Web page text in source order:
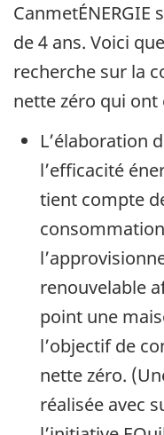
CanmetÉNERGIE
de 4 ans. Voici
recherche sur la
nette zéro qui
L’élaboration
l’efficacité
tient compte
renouvelable
point une
l’objectif de
nette zéro.
réalisée avec